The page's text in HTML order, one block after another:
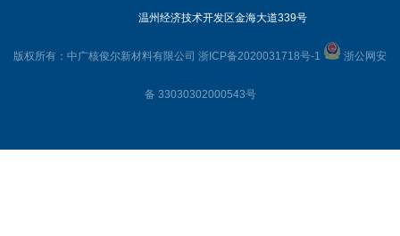
温州经济技术开发区金海大道339号
版权所有：中广核俊尔新材料有限公司 浙ICP备2020031718号-1 浙公网安
备 33030302000543号